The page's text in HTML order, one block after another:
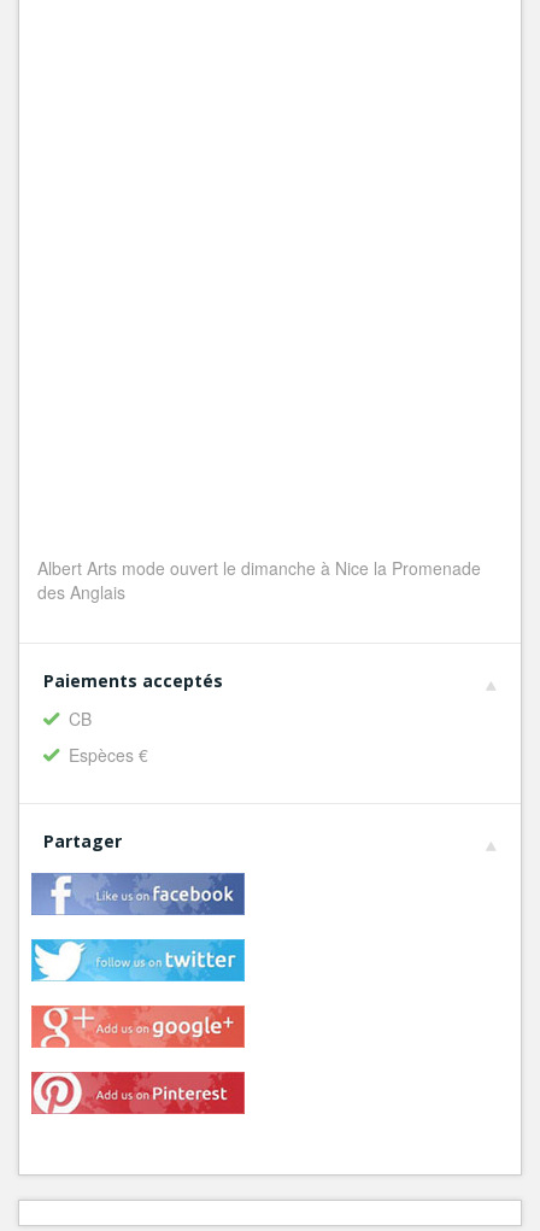
Albert Arts mode ouvert le dimanche à Nice la Promenade
des Anglais
Paiements acceptés
CB
Espèces €
Partager